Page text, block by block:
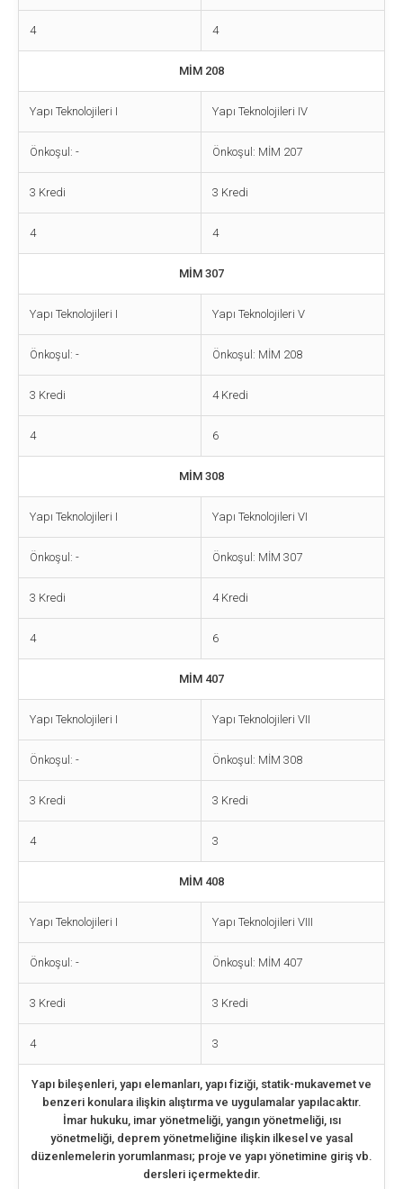
4 4
MİM 208
Yapı Teknolojileri I Yapı Teknolojileri IV
Önkoşul: - Önkoşul: MİM 207
3 Kredi 3 Kredi
4 4
MİM 307
Yapı Teknolojileri I Yapı Teknolojileri V
Önkoşul: - Önkoşul: MİM 208
3 Kredi 4 Kredi
4 6
MİM 308
Yapı Teknolojileri I Yapı Teknolojileri VI
Önkoşul: - Önkoşul: MİM 307
3 Kredi 4 Kredi
4 6
MİM 407
Yapı Teknolojileri I Yapı Teknolojileri VII
Önkoşul: - Önkoşul: MİM 308
3 Kredi 3 Kredi
4 3
MİM 408
Yapı Teknolojileri I Yapı Teknolojileri VIII
Önkoşul: - Önkoşul: MİM 407
3 Kredi 3 Kredi
4 3
Yapı bileşenleri, yapı elemanları, yapı fiziği, statik-mukavemet ve
benzeri konulara ilişkin alıştırma ve uygulamalar yapılacaktır.
İmar hukuku, imar yönetmeliği, yangın yönetmeliği, ısı
yönetmeliği, deprem yönetmeliğine ilişkin ilkesel ve yasal
düzenlemelerin yorumlanması; proje ve yapı yönetimine giriş vb.
dersleri içermektedir.